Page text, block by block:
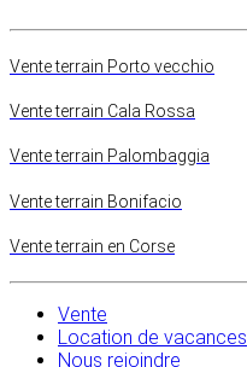
Vente terrain Porto vecchio
Vente terrain Cala Rossa
Vente terrain Palombaggia
Vente terrain Bonifacio
Vente terrain en Corse
Vente
Location de vacances
Nous rejoindre